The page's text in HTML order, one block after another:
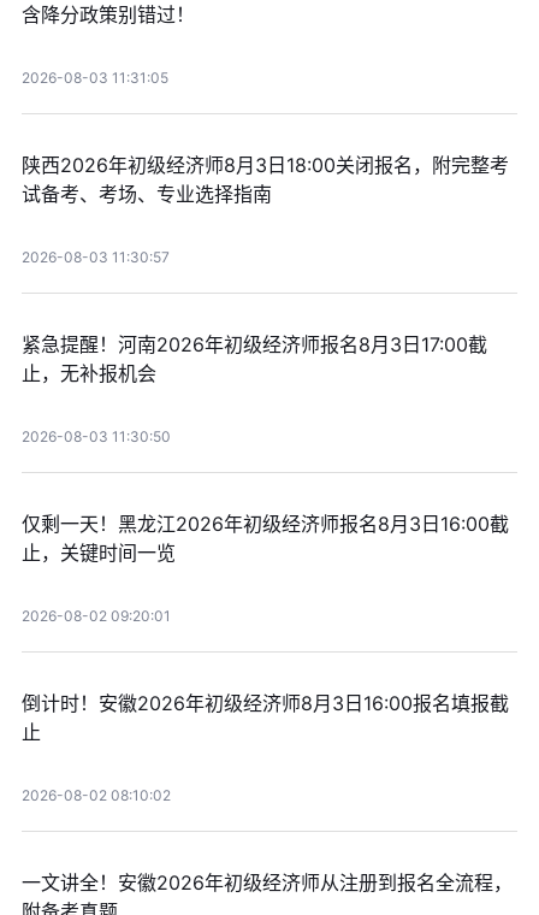
含降分政策别错过！
2026-08-03 11:31:05
陕西2026年初级经济师8月3日18:00关闭报名，附完整考
试备考、考场、专业选择指南
2026-08-03 11:30:57
紧急提醒！河南2026年初级经济师报名8月3日17:00截
止，无补报机会
2026-08-03 11:30:50
仅剩一天！黑龙江2026年初级经济师报名8月3日16:00截
止，关键时间一览
2026-08-02 09:20:01
倒计时！安徽2026年初级经济师8月3日16:00报名填报截
止
2026-08-02 08:10:02
一文讲全！安徽2026年初级经济师从注册到报名全流程，